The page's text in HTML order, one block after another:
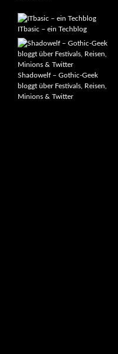
ITbasic – ein Techblog
Shadowelf – Gothic-Geek
bloggt über Festivals, Reisen,
Minions & Twitter